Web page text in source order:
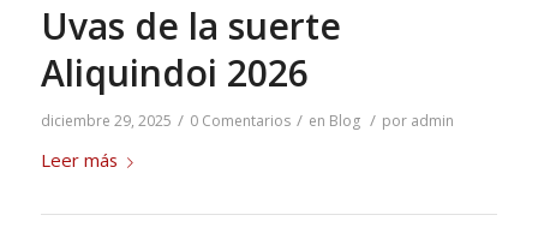
Uvas de la suerte
Aliquindoi 2026
diciembre 29, 2025 / 0 Comentarios / en Blog / por admin
Leer más